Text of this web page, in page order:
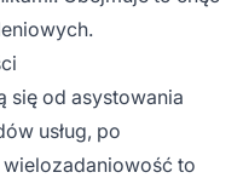
się od asystowania
usług, po
to